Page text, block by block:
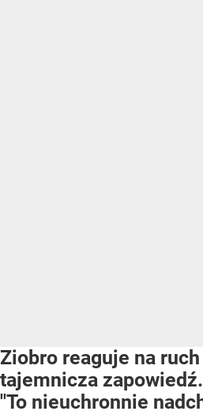
Ziobro reaguje na ruch
tajemnicza zapowiedź.
"To nieuchronnie